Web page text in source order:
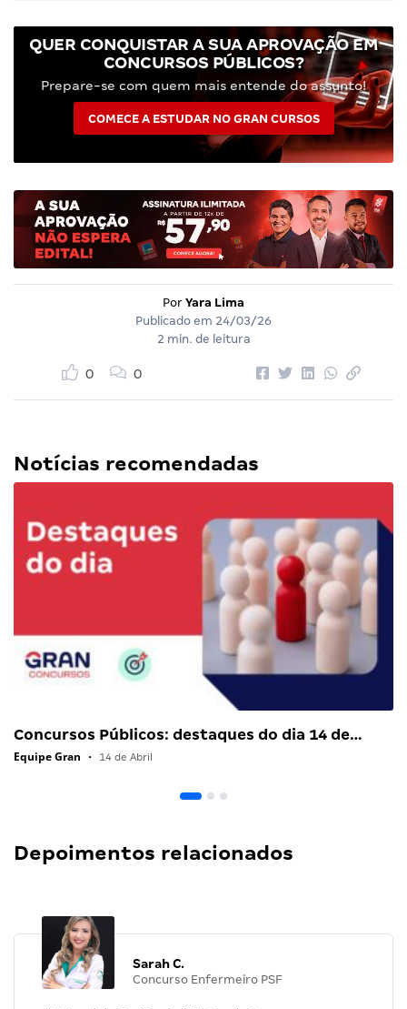
QUER CONQUISTAR A SUA APROVAÇÃO EM
CONCURSOS PÚBLICOS?
Prepare-se com quem mais entende do assunto!
COMECE A ESTUDAR NO GRAN CURSOS
Por Yara Lima
Publicado em 24/03/26
2 min. de leitura
0 0
Notícias recomendadas
Concursos Públicos: destaques do dia 14 de…
Equipe Gran • 14 de Abril
Depoimentos relacionados
Sarah C.
Concurso Enfermeiro PSF